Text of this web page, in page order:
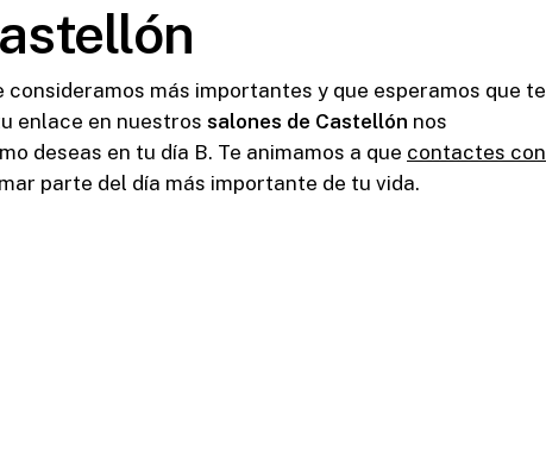
consideramos más importantes y que esperamos que te
enlace en nuestros salones de Castellón nos
deseas en tu día B. Te animamos a que contactes con
parte del día más importante de tu vida.